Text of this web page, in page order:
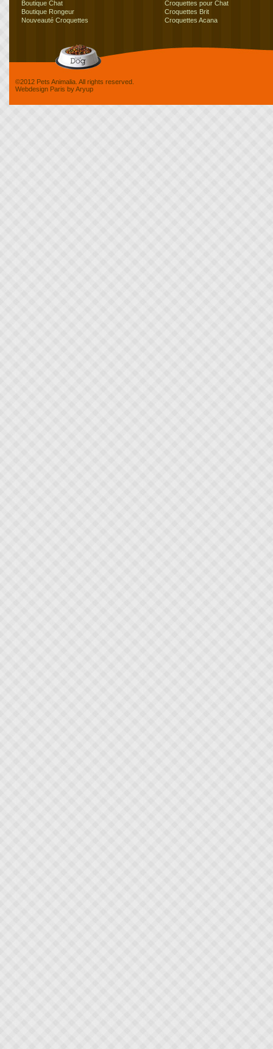
Boutique Chat
Boutique Rongeur
Nouveauté Croquettes
Croquettes pour Chat
Croquettes Brit
Croquettes Acana
©2012 Pets Animalia. All rights reserved.
Webdesign Paris byAryup